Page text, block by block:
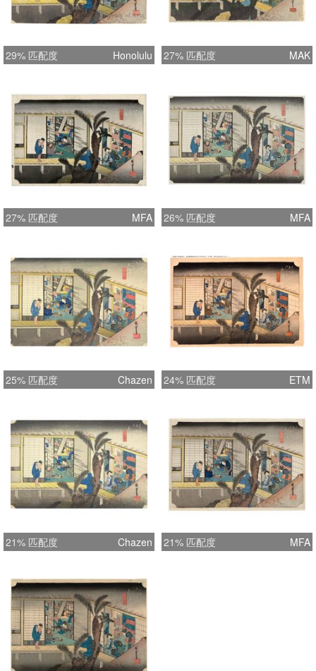
29% 匹配度 Honolulu 27% 匹配度 MAK
27% 匹配度 MFA 26% 匹配度 MFA
25% 匹配度 Chazen 24% 匹配度 ETM
21% 匹配度 Chazen 21% 匹配度 MFA